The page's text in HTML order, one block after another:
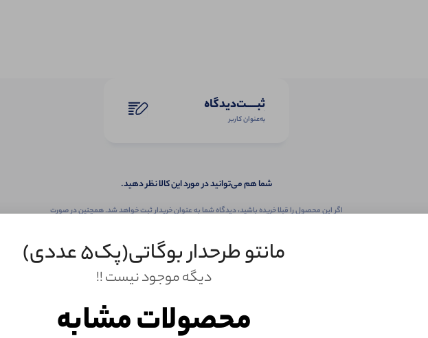
ثبـــــت‌دیدگاه
به‌عنوان کاربر
شما هم می‌توانید در مورد این کالا نظر دهید.
اگر این محصول را قبلا خریده باشید، دیدگاه شما به عنوان خریدار ثبت خواهد شد. همچنین در صورت
مانتو طرحدار بوگاتی(پک5 عددی)
دیگه موجود نیست !!
محصولات مشابه